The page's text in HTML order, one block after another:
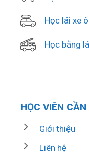
Học lái xe
Học bằng
HỌC VIÊN
Giới thiệu
Liên hệ